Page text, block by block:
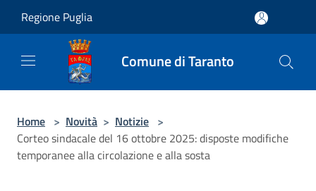
Regione Puglia
Comune di Taranto
Home > Novità > Notizie >
Corteo sindacale del 16 ottobre 2025: disposte modifiche
temporanee alla circolazione e alla sosta